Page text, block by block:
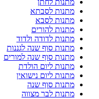
מתנות לחתן
מתנות לסבתא
מתנות לסבא
מתנות להורים
מתנות לדודה ולדוד
מתנות סוף שנה לגננות
מתנות סוף שנה למורים
מתנות ליום הולדת
מתנות ליום נישואין
מתנות סוף שנה
מתנות לבר מצווה